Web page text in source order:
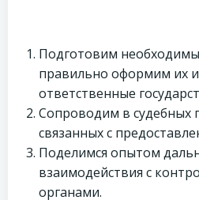
Подготовим
правильно оформим их
ответственные
Сопроводим в судебных
связанных с
Поделимся опытом
взаимодействия с
органами.